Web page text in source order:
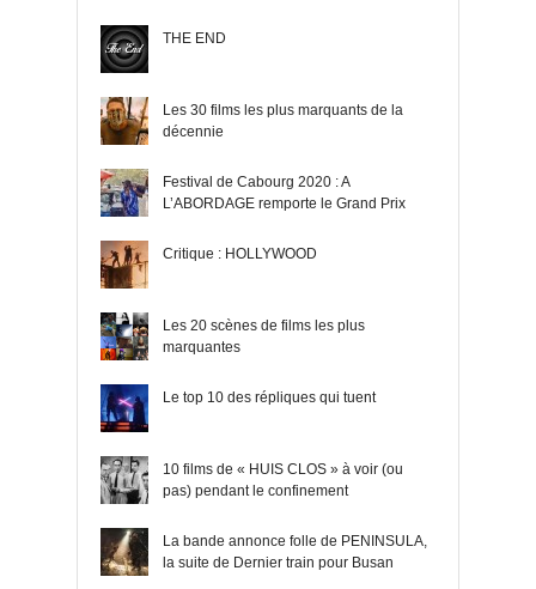
THE END
Les 30 films les plus marquants de la
décennie
Festival de Cabourg 2020 : A
L’ABORDAGE remporte le Grand Prix
Critique : HOLLYWOOD
Les 20 scènes de films les plus
marquantes
Le top 10 des répliques qui tuent
10 films de « HUIS CLOS » à voir (ou
pas) pendant le confinement
La bande annonce folle de PENINSULA,
la suite de Dernier train pour Busan